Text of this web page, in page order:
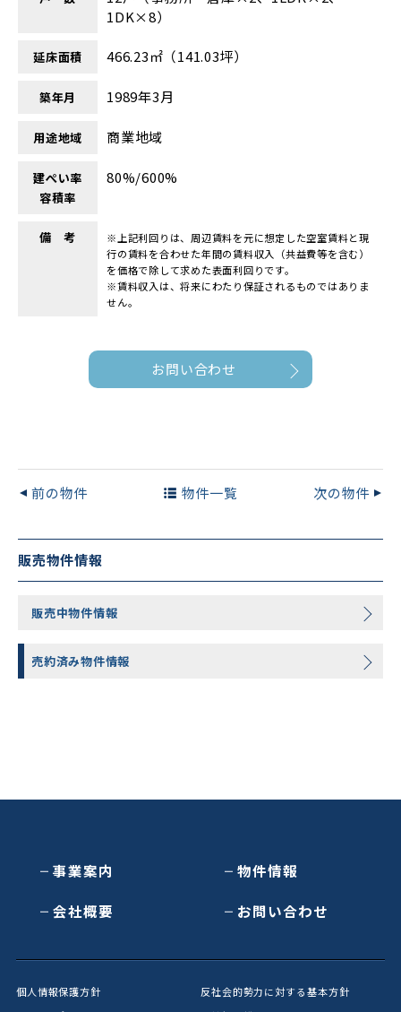
1DK×8）
延床面積 466.23㎡（141.03坪）
築年月 1989年3月
用途地域 商業地域
建ぺい率
容積率
80%/600%
備 考
※上記利回りは、周辺賃料を元に想定した空室賃料と現
行の賃料を合わせた年間の賃料収入（共益費等を含む）
を価格で除して求めた表面利回りです。
※賃料収入は、将来にわたり保証されるものではありま
せん。
お問い合わせ
前の物件 物件一覧 次の物件
販売物件情報
販売中物件情報
売約済み物件情報
事業案内 物件情報
会社概要 お問い合わせ
個人情報保護方針
反社会的勢力に対する基本方針